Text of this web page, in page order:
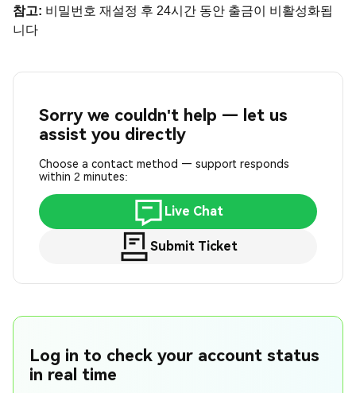
참고: 비밀번호 재설정 후 24시간 동안 출금이 비활성화됩
니다
Sorry we couldn't help — let us
assist you directly
Choose a contact method — support responds
within 2 minutes:
Live Chat
Submit Ticket
Log in to check your account status
in real time